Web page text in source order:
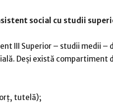
social cu studii
III Superior – studii medii –
Deși există compartiment
tutelă);